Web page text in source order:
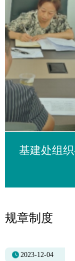
基建处组
规章制度
2023-12-04